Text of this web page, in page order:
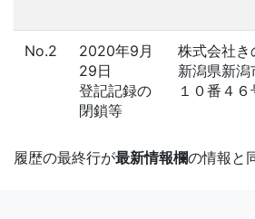
No.2
2020年9月
29日
登記記録の
閉鎖等
株式会社き
新潟県新潟
１０番４６
履歴の最終行が最新情報欄の情報と